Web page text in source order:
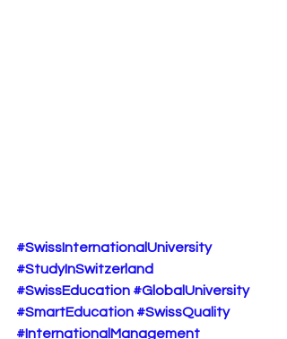
#SwissInternationalUniversity
#StudyInSwitzerland
#SwissEducation #GlobalUniversity
#SmartEducation #SwissQuality
#InternationalManagement